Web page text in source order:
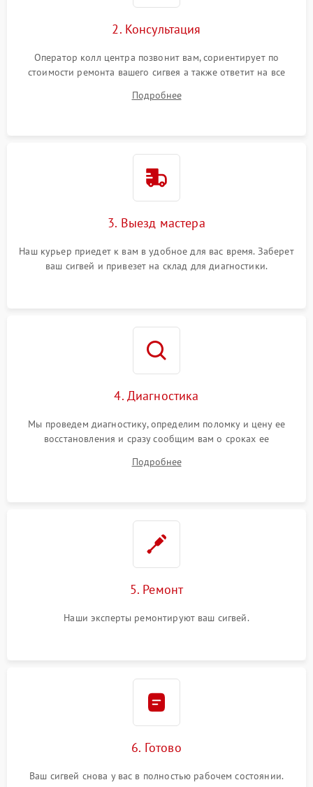
2. Консультация
Оператор колл центра позвонит вам, сориентирует по
стоимости ремонта вашего сигвея а также ответит на все
Подробнее
3. Выезд мастера
Наш курьер приедет к вам в удобное для вас время. Заберет
ваш сигвей и привезет на склад для диагностики.
4. Диагностика
Мы проведем диагностику, определим поломку и цену ее
восстановления и сразу сообщим вам о сроках ее
Подробнее
5. Ремонт
Наши эксперты ремонтируют ваш сигвей.
6. Готово
Ваш сигвей снова у вас в полностью рабочем состоянии.